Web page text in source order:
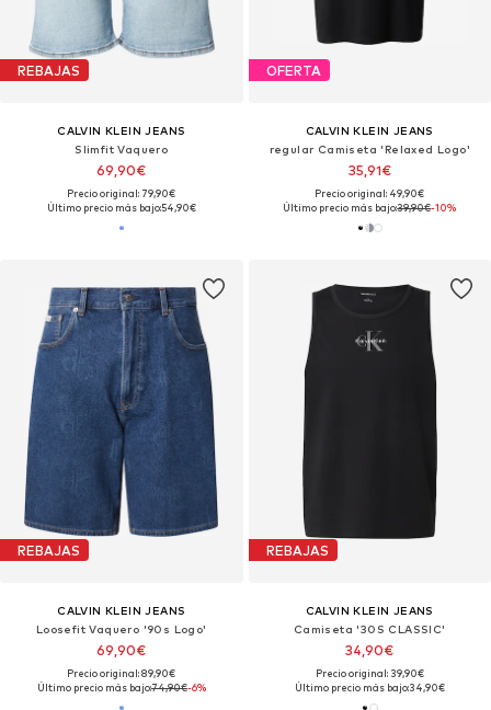
REBAJAS
CALVIN KLEIN JEANS
Slimfit Vaquero
69,90€
Precio original: 79,90€
Último precio más bajo:54,90€
OFERTA
CALVIN KLEIN JEANS
regular Camiseta 'Relaxed Logo'
35,91€
Precio original: 49,90€
Último precio más bajo:39,90€-10%
REBAJAS
CALVIN KLEIN JEANS
Loosefit Vaquero '90s Logo'
69,90€
Precio original: 89,90€
Último precio más bajo:74,90€-6%
REBAJAS
CALVIN KLEIN JEANS
Camiseta '30S CLASSIC'
34,90€
Precio original: 39,90€
Último precio más bajo:34,90€